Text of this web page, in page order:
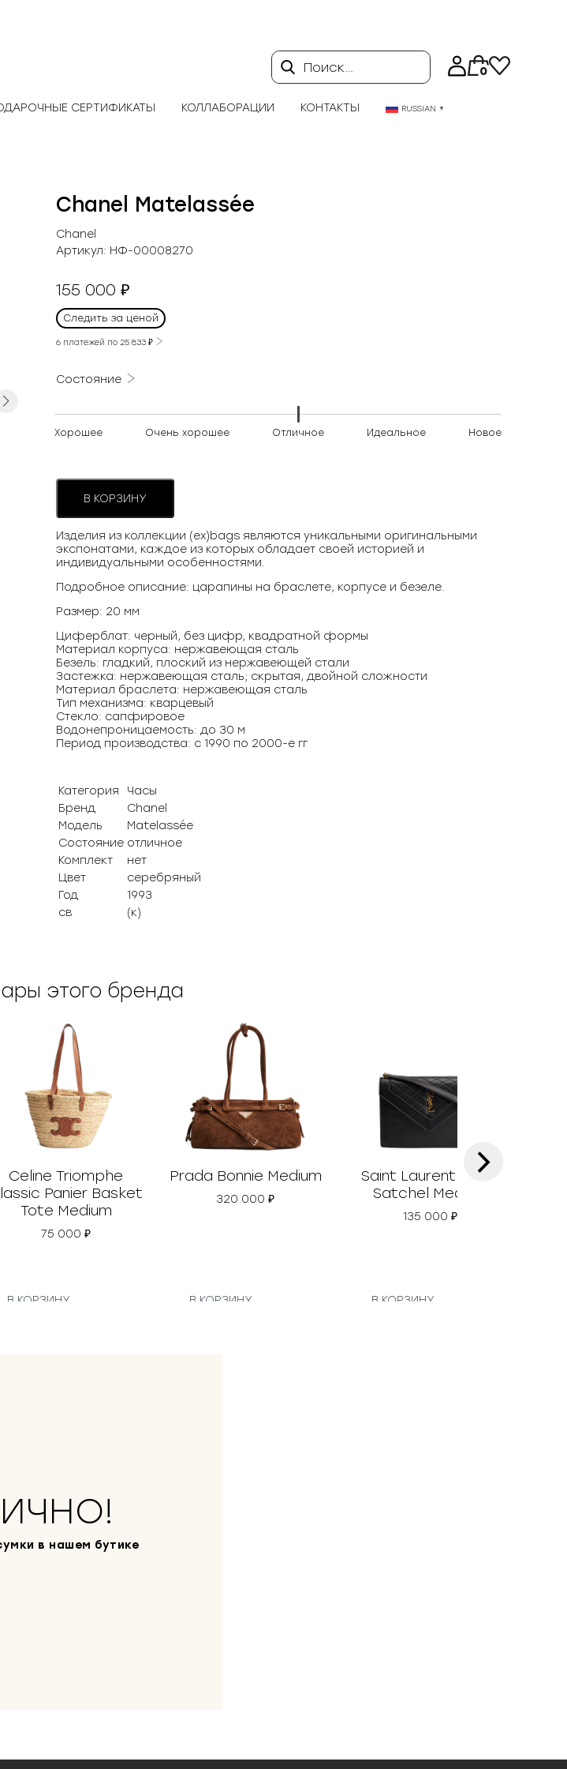
Поиск… 0
СЕРТИФИКАТЫ КОЛЛАБОРАЦИИ КОНТАКТЫ RUSSIAN ▼
Next
Chanel Matelassée
Chanel
Артикул: НФ-00008270
155 000 ₽
Следить за ценой
6 платежей по 25 833 ₽
Состояние
Хорошее Очень хорошее Отличное Идеальное Новое
В КОРЗИНУ
Изделия из коллекции (ex)bags являются уникальными оригинальными
экспонатами, каждое из которых обладает своей историей и
индивидуальными особенностями.
Подробное описание: царапины на браслете, корпусе и безеле.
Размер: 20 мм
Циферблат: черный, без цифр, квадратной формы
Материал корпуса: нержавеющая сталь
Безель: гладкий, плоский из нержавеющей стали
Застежка: нержавеющая сталь; скрытая, двойной сложности
Материал браслета: нержавеющая сталь
Тип механизма: кварцевый
Стекло: сапфировое
Водонепроницаемость: до 30 м
Период производства: с 1990 по 2000-е гг
Категория
Часы
Бренд
Chanel
Модель
Matelassée
Состояние отличное
Комплект
нет
Цвет
серебряный
Год
1993
св
(к)
этого бренда
Celine Triomphe
Panier Basket
Tote Medium
75 000₽
В КОРЗИНУ
Prada Bonnie Medium
320 000₽
В КОРЗИНУ
Saint Laurent Gaby
Satchel Medium
135 000₽
В КОРЗИНУ
›
в нашем бутике